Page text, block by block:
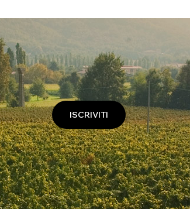
ISCRIVITI